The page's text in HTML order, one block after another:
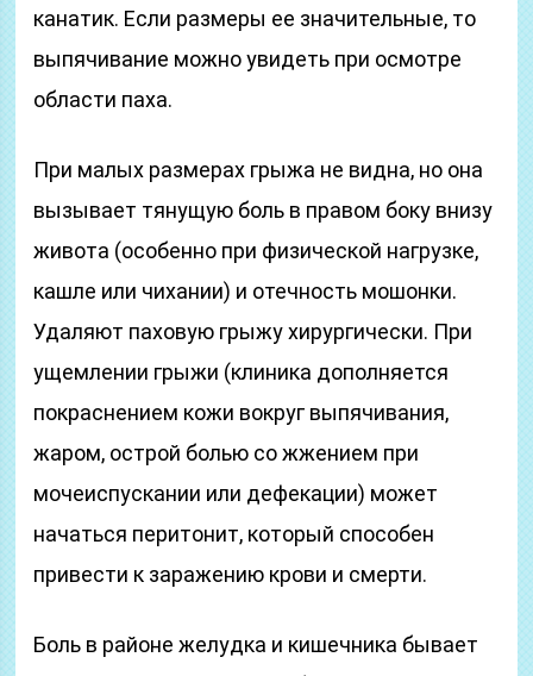
канатик. Если размеры ее значительные, то
выпячивание можно увидеть при осмотре
области паха.
При малых размерах грыжа не видна, но она
вызывает тянущую боль в правом боку внизу
живота (особенно при физической нагрузке,
кашле или чихании) и отечность мошонки.
Удаляют паховую грыжу хирургически. При
ущемлении грыжи (клиника дополняется
покраснением кожи вокруг выпячивания,
жаром, острой болью со жжением при
мочеиспускании или дефекации) может
начаться перитонит, который способен
привести к заражению крови и смерти.
Боль в районе желудка и кишечника бывает